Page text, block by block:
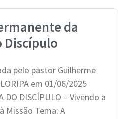
da
Discípulo
pelo pastor Guilherme
em 01/06/2025
DO DISCÍPULO – Vivendo a
Missão Tema: A